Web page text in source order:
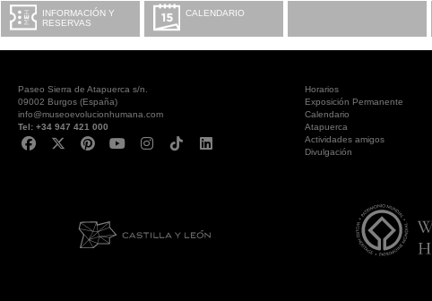
INFORMACIÓN Y
RESERVAS
CALENDARIO
Paseo Sierra de Atapuerca s/n.
09002 Burgos (España)
info@museoevolucionhumana.com
Tel: +34 947 421 000
Horarios
Exposición Permanente
Calendario
Atapuerca
Actividades amigos
Divulgación